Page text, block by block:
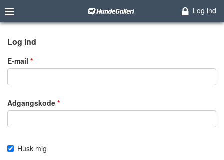
Log ind
Log ind
E-mail
Adgangskode
Husk mig